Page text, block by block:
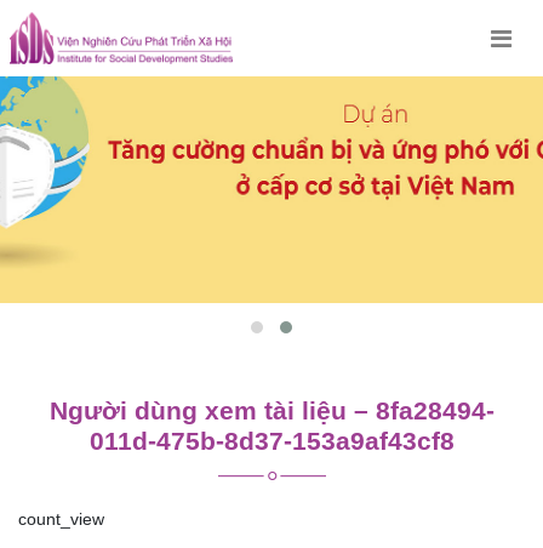
Skip
to
content
Người dùng xem tài liệu – 8fa28494-
011d-475b-8d37-153a9af43cf8
count_view